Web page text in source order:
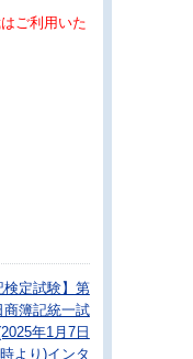
ご利用いた
検定試験】第
商簿記統一試
年1月7日
より)インタ